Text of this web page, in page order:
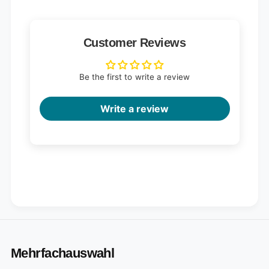
Customer Reviews
Be the first to write a review
Write a review
Mehrfachauswahl